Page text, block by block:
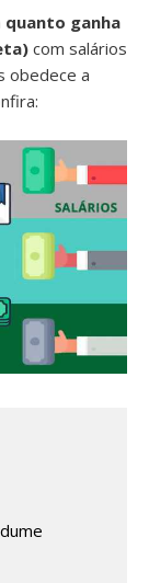
quanto ganha
com salários
obedece a